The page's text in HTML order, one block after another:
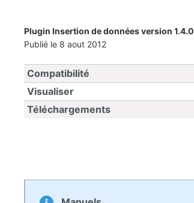
Plugin Insertion de données version 1.4.0
Publié le 8 aout 2012
Compatibilité
Visualiser
Téléchargements